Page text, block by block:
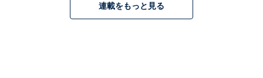
9:30〜17:00（金曜日は20:00まで）
連載をもっと見る